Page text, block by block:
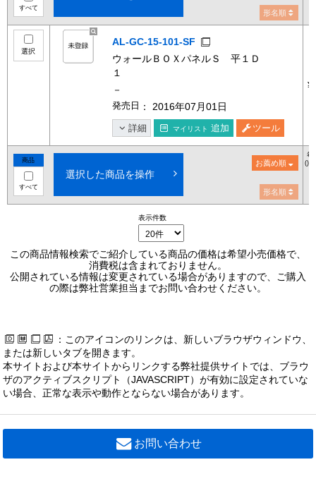
すべて
形名順
選択
AL-GC-15-101-SF
ウォールＢＯＸパネルＳ 平１Ｄ
１
－
発売日 ： 2016年07月01日
詳細 マイリスト 追加 ツール
商品
すべて
選択した商品を操作
お薦め順
希
()
形名順
表示件数
この商品情報検索でご紹介している商品の価格は希望小売価格で、
消費税は含まれておりません。
公開されている情報は変更されている場合がありますので、ご購入
の際は弊社営業担当までお問い合わせください。
：このアイコンのリンクは、新しいブラウザウィンドウ、
または新しいタブを開きます。
本サイトおよび本サイトからリンクする弊社提供サイトでは、ブラウ
ザのアクティブスクリプト（JAVASCRIPT）が有効に設定されていな
い場合、正常な表示や動作とならない場合があります。
お問い合わせ